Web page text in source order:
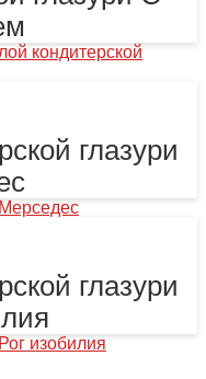
кондитерской
глазури
глазури
изобилия